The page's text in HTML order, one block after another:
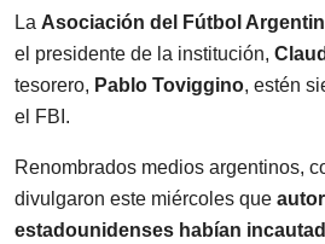
La Asociación del Fútbol
el presidente de la institución,
tesorero, Pablo Toviggino, estén
el FBI.
Renombrados medios argentinos,
divulgaron este miércoles que
estadounidenses habían